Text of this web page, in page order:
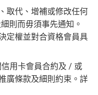
取代、增補或修改任何
則而毋須事先通知。
定權並對合資格會員具
用卡會員合約及 / 或
廣條款及細則約束。詳